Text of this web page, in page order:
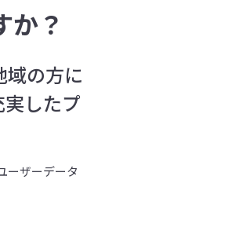
か？
域の方に
したプ
ーザーデータ